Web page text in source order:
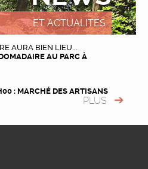
ET ACTUALITÉS
AURA BIEN LIEU...
AU PARC À
: MARCHÉ DES ARTISANS
PLUS